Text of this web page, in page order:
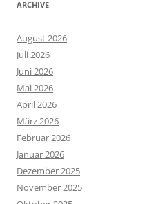
ARCHIVE
August 2026
Juli 2026
Juni 2026
Mai 2026
April 2026
März 2026
Februar 2026
Januar 2026
Dezember 2025
November 2025